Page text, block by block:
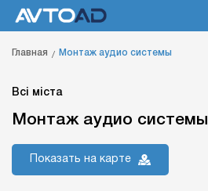
Главная Монтаж аудио системы
Всі міста
Монтаж аудио системы
Показать на карте